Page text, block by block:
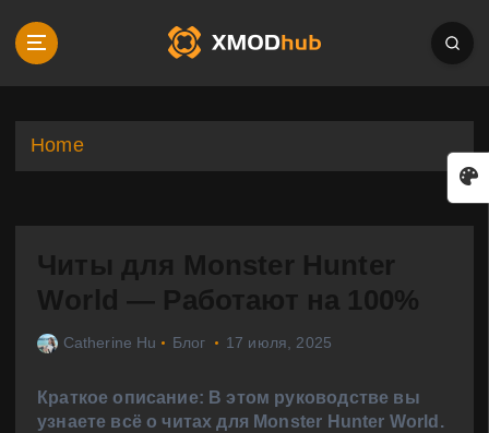
p
Home
Читы для Monster Hunter
World — Работают на 100%
Catherine Hu Блог 17 июля, 2025
Краткое описание: В этом руководстве вы
узнаете всё о читах для Monster Hunter World.